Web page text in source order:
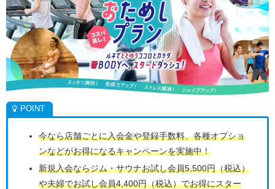
今なら店舗ごとに入会金や登録手数料、各種オプショ
ンなどがお得になるキャンペーンを実施中！
新規入会ならジム・サウナお試し会員5,500円（税込）
や夫婦でお試し会員4,400円（税込）でお得にスター